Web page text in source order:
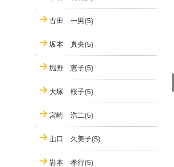
古田 一男(5)
坂本 真央(5)
堀野 恵子(5)
大塚 桜子(5)
宮崎 浩二(5)
山口 久美子(5)
岩本 孝行(5)